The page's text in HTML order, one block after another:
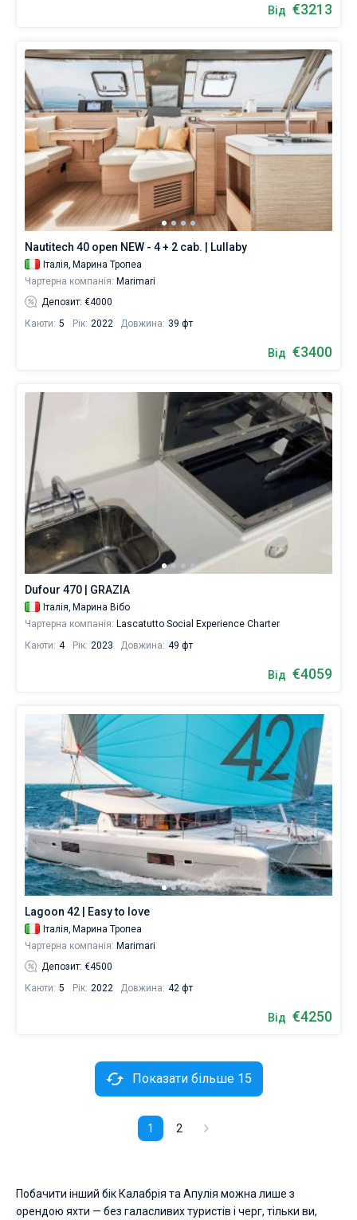
Від €3213
Nautitech 40 open NEW - 4 + 2 cab. | Lullaby
Італія, Марина Тропеа
Чартерна компанія: Marimari
Депозит: €4000
Каюти: 5 Рік: 2022 Довжина: 39 фт
Від €3400
Dufour 470 | GRAZIA
Італія, Марина Вібо
Чартерна компанія: Lascatutto Social Experience Charter
Каюти: 4 Рік: 2023 Довжина: 49 фт
Від €4059
Lagoon 42 | Easy to love
Італія, Марина Тропеа
Чартерна компанія: Marimari
Депозит: €4500
Каюти: 5 Рік: 2022 Довжина: 42 фт
Від €4250
1 2
Показати більше 15
Побачити інший бік Калабрія та Апулія можна лише з
орендою яхти — без галасливих туристів і черг, тільки ви,